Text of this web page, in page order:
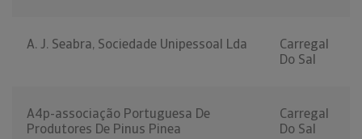
A. J. Seabra, Sociedade Unipessoal Lda
Carregal
Do Sal
A4p-associação Portuguesa De
Produtores De Pinus Pinea
Carregal
Do Sal